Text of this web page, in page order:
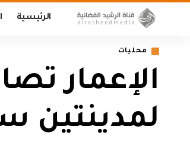
الرئيسية
محليات
الإعمار
لمدينتين